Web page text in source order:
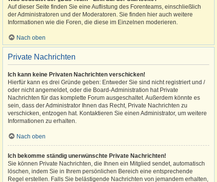
Auf dieser Seite finden Sie eine Auflistung des Forenteams, einschließlich
der Administratoren und der Moderatoren. Sie finden hier auch weitere
Informationen wie die Foren, die diese im Einzelnen moderieren.
Nach oben
Private Nachrichten
Ich kann keine Privaten Nachrichten verschicken!
Hierfür kann es drei Gründe geben: Entweder Sie sind nicht registriert und /
oder nicht angemeldet, oder die Board-Administration hat Private
Nachrichten für das komplette Forum ausgeschaltet. Außerdem könnte es
sein, dass der Administrator Ihnen das Recht, Private Nachrichten zu
verschicken, entzogen hat. Kontaktieren Sie einen Administrator, um weitere
Informationen zu erhalten.
Nach oben
Ich bekomme ständig unerwünschte Private Nachrichten!
Sie können Private Nachrichten, die Ihnen ein Mitglied sendet, automatisch
löschen, indem Sie in Ihrem persönlichen Bereich eine entsprechende
Regel erstellen. Falls Sie belästigende Nachrichten von jemandem erhalten,